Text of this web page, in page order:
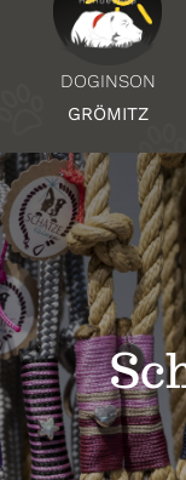
Über Uns
Kontakt
DOGINSON
GRÖMITZ